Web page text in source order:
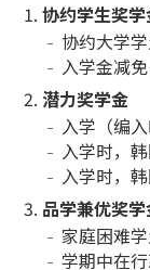
协约学生奖
协约大学
入学金减
潜力奖学金
入学（编
入学时，
入学时，
品学兼优奖
家庭困难
学期中在